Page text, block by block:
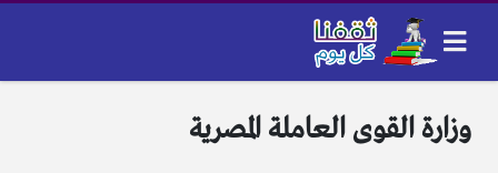
وزارة القوى العاملة المصرية